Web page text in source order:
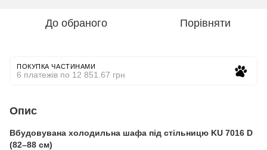
До обраного Порівняти
ПОКУПКА ЧАСТИНАМИ
6 платежів по 12 851.67 грн
Опис
Вбудовувана холодильна шафа під стільницю KU 7016 D
(82–88 см)